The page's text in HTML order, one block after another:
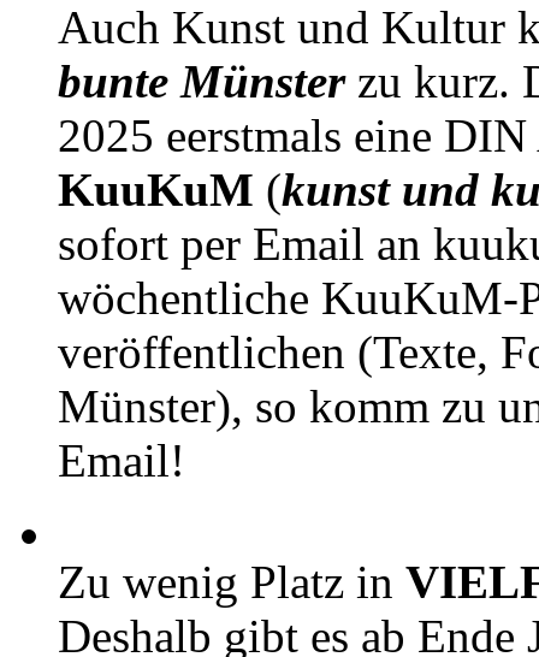
Auch Kunst und Kultur
bunte Münsterzu kurz.
2025 eerstmals eine
KuuKuM (kunst und
sofort per Email an
wöchentliche KuuKuM-
veröffentlichen (Texte,
Münster), so komm zu
Email!
Zu wenig Platz in
Deshalb gibt es ab Ende